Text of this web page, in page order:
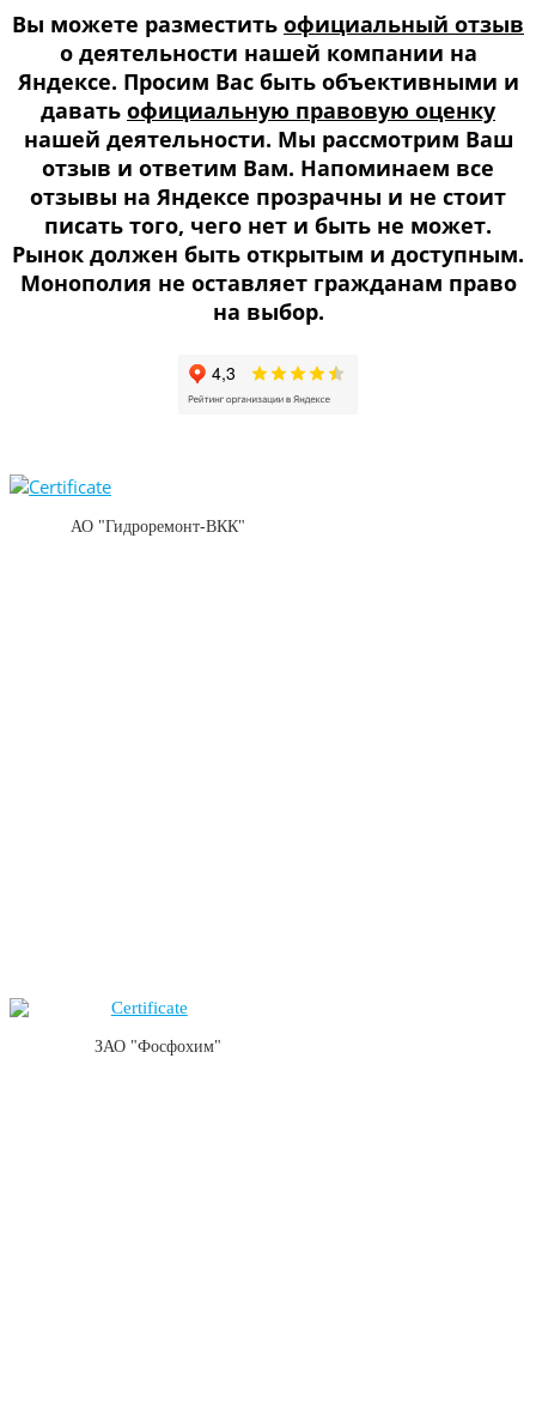
Вы можете разместить официальный отзыв
о деятельности нашей компании на
Яндексе. Просим Вас быть объективными и
давать официальную правовую оценку
нашей деятельности. Мы рассмотрим Ваш
отзыв и ответим Вам. Напоминаем все
отзывы на Яндексе прозрачны и не стоит
писать того, чего нет и быть не может.
Рынок должен быть открытым и доступным.
Монополия не оставляет гражданам право
на выбор.
АО "Гидроремонт-ВКК"
ЗАО "Фосфохим"